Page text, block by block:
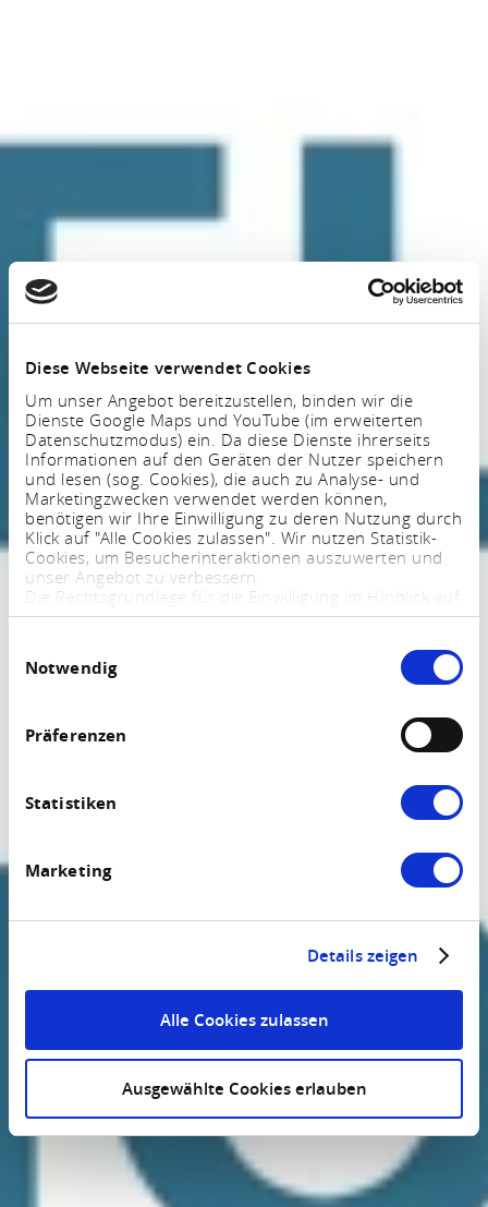
Diese Webseite verwendet Cookies
Um unser Angebot bereitzustellen, binden wir die
Dienste Google Maps und YouTube (im erweiterten
Datenschutzmodus) ein. Da diese Dienste ihrerseits
Informationen auf den Geräten der Nutzer speichern
und lesen (sog. Cookies), die auch zu Analyse- und
Marketingzwecken verwendet werden können,
benötigen wir Ihre Einwilligung zu deren Nutzung durch
Klick auf "Alle Cookies zulassen". Wir nutzen Statistik-
Cookies, um Besucherinteraktionen auszuwerten und
unser Angebot zu verbessern.
Die Rechtsgrundlage für die Einwilligung im HInblick auf
die Speicherung und das Auslesen von Informationen
Verarbeitung personenbezogener Daten Art. 6 Abs. 1
lit. a DSGVO.
widerrufen. Weitere Informationen finden Sie in
Notwendig
Präferenzen
Statistiken
Marketing
Details zeigen
Alle Cookies zulassen
Ausgewählte Cookies erlauben